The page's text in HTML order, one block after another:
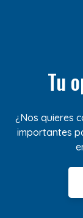
Tu
¿Nos quieres
importantes